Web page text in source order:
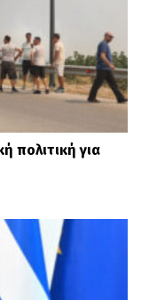
πολιτική για